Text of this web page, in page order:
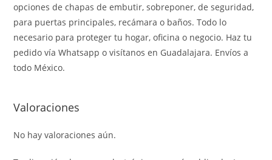
opciones de chapas de embutir, sobreponer, de seguridad,
para puertas principales, recámara o baños. Todo lo
necesario para proteger tu hogar, oficina o negocio. Haz tu
pedido vía Whatsapp o visítanos en Guadalajara. Envíos a
todo México.
Valoraciones
No hay valoraciones aún.